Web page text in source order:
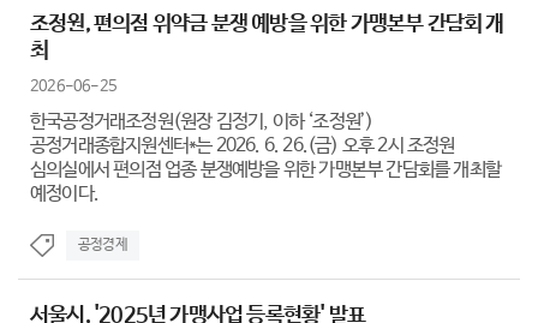
조정원, 편의점 위약금 분쟁 예방을 위한 가맹본부 간담회 개
최
2026-06-25
한국공정거래조정원(원장 김정기, 이하 ‘조정원’)
공정거래종합지원센터*는 2026. 6. 26.(금) 오후 2시 조정원
심의실에서 편의점 업종 분쟁예방을 위한 가맹본부 간담회를 개최할
예정이다.
공정경제
서울시, '2025년 가맹사업 등록현황' 발표